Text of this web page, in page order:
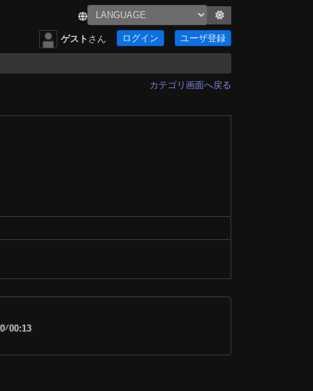
ゲスト さん ログイン ユーザ登録
カテゴリ画面へ戻る
/00:13